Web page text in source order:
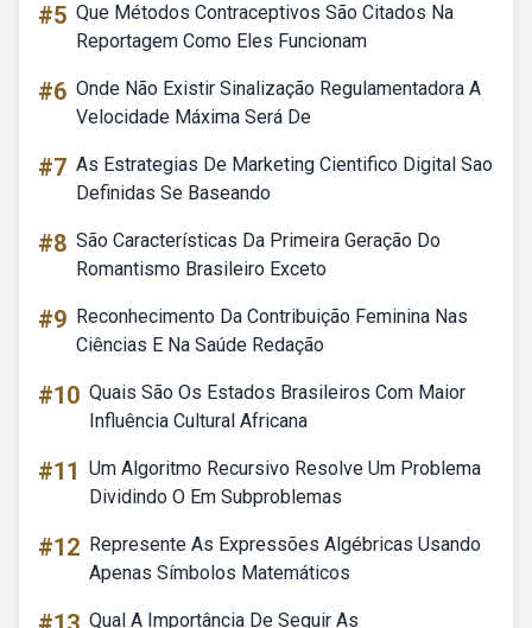
#5 Que Métodos Contraceptivos São Citados Na
Reportagem Como Eles Funcionam
#6 Onde Não Existir Sinalização Regulamentadora A
Velocidade Máxima Será De
#7 As Estrategias De Marketing Cientifico Digital Sao
Definidas Se Baseando
#8 São Características Da Primeira Geração Do
Romantismo Brasileiro Exceto
#9 Reconhecimento Da Contribuição Feminina Nas
Ciências E Na Saúde Redação
#10 Quais São Os Estados Brasileiros Com Maior
Influência Cultural Africana
#11 Um Algoritmo Recursivo Resolve Um Problema
Dividindo O Em Subproblemas
#12 Represente As Expressões Algébricas Usando
Apenas Símbolos Matemáticos
Qual A Importância De Seguir As